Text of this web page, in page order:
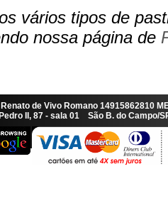
vários tipos de
nossa página de
de Vivo Romano
II, 87 - sala 01 São B. do